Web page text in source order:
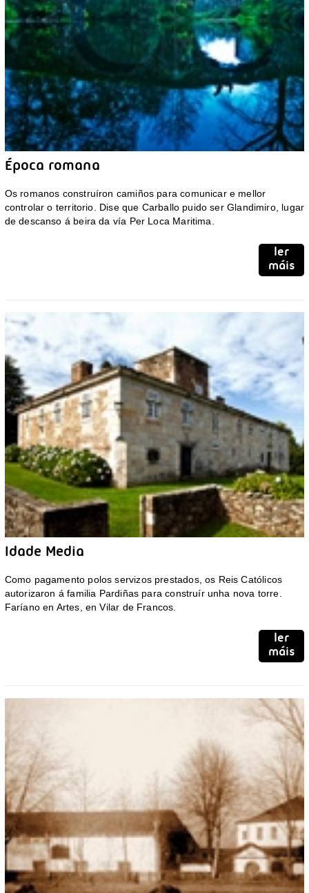
Época romana
Os romanos construíron camiños para comunicar e mellor
controlar o territorio. Dise que Carballo puido ser Glandimiro, lugar
de descanso á beira da vía Per Loca Maritima.
ler
máis
Idade Media
Como pagamento polos servizos prestados, os Reis Católicos
autorizaron á familia Pardiñas para construír unha nova torre.
Faríano en Artes, en Vilar de Francos.
ler
máis